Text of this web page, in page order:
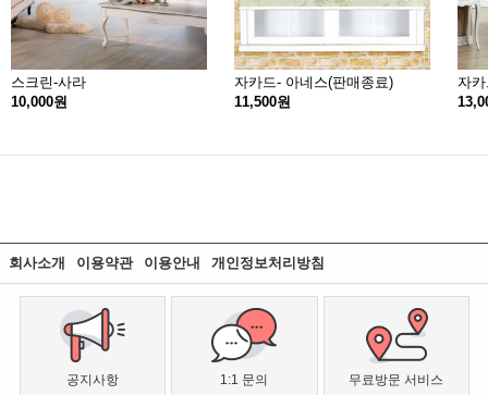
스크린-사라
10,000원
자카드- 아네스(판매종료)
11,500원
자
회사소개 이용약관 이용안내 개인정보처리방침
공지사항 1:1 문의 무료방문 서비스